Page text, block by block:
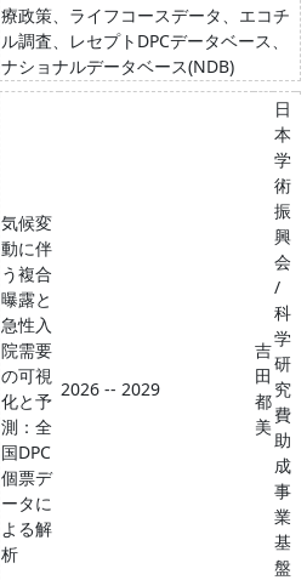
療政策、ライフコースデータ、エコチ
ル調査、レセプトDPCデータベース、
ナショナルデータベース(NDB)
気候変
動に伴
う複合
曝露と
急性入
院需要
の可視
化と予
測：全
国DPC
個票デ
ータに
よる解
析
2026 -- 2029
吉
田
都
美
日
本
学
術
振
興
会
/
科
学
研
究
費
助
成
事
業
基
盤